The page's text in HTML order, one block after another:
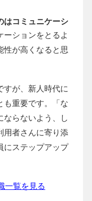
はコミュニケーシ
ーションをとるよ
性が高くなると思
すが、新人時代に
も重要です。「な
ならないよう、し
用者さんに寄り添
にステップアップ
一覧を見る